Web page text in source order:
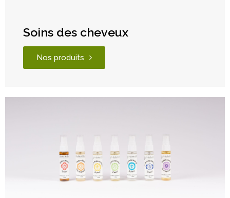
Soins des cheveux
Nos produits